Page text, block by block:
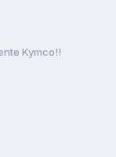
Kymco!!